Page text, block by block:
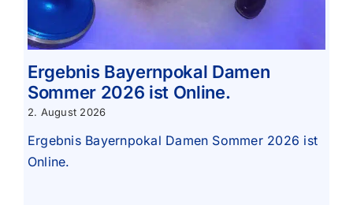
Ergebnis Bayernpokal Damen
Sommer 2026 ist Online.
2. August 2026
Ergebnis Bayernpokal Damen Sommer 2026 ist
Online.